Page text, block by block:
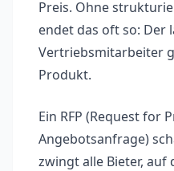
Preis. Ohne
endet das oft so: Der
Vertriebsmitarbeiter
Produkt.
Ein RFP (Request for
Angebotsanfrage)
zwingt alle Bieter, auf